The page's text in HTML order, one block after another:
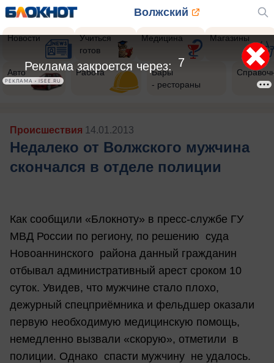
Волжский
Новости
Учиться
готов
Медицина Магазины
Авто Работа
Бары
- рестораны
Происшествия 14.01.2013
Недалеко от Волжского мужчина
скончался в отделе полиции
Как сообщили «Блокноту» в пресс-службе ГУ
МВД России по региону, по решению суда
Новоаннинского района данный гражданин
отбывал административный арест сроком 10
суток. Увидев, что мужчине стало плохо,
дежурный спецприёмника и фельдшер оказали
первую необходимую медицинскую помощь,
немедленно вызвали «скорую», отметили в
полиции. Однако спасти мужчину не удалось.
5
Реклама закроется через:
РЕКЛАМА • ISEE.RU